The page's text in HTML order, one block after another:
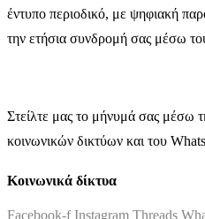
έντυπο περιοδικό, με ψηφιακή
την ετήσια συνδρομή σας μέσω
Στείλτε μας το μήνυμά σας μέσω
κοινωνικών δικτύων και του
Κοινωνικά δίκτυα
Facebook-f Instagram Threads